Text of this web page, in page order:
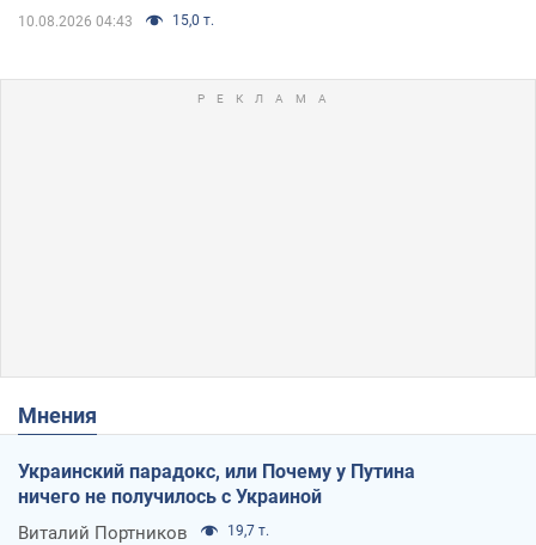
10.08.2026 04:43 15,0 т.
Мнения
Украинский парадокс, или Почему у Путина
ничего не получилось с Украиной
Виталий Портников 19,7 т.